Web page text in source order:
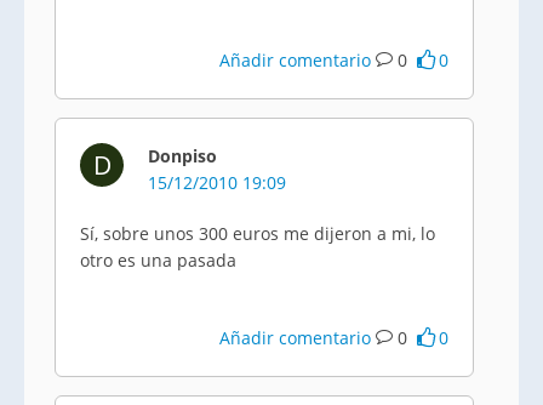
Añadir comentario 0 0
D
Donpiso
15/12/2010 19:09
Sí, sobre unos 300 euros me dijeron a mi, lo
otro es una pasada
Añadir comentario 0 0